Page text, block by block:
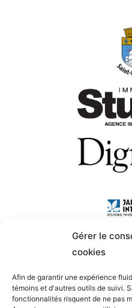
Gérer le
cookies
Afin de garantir une expérience
témoins et d'autres outils de suivi.
fonctionnalités risquent de ne pas